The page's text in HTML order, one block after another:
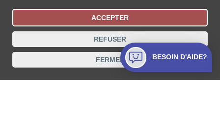
Statut De La Commande
Recherche des offices de Suisse
Protection des données Mentions légales
Conditions d’utilisation Contact
ACCEPTER
REFUSER
FERMER BESOIN D'AIDE?